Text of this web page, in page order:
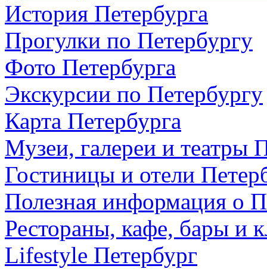
История Петербурга
Прогулки по Петербургу
Фото Петербурга
Экскурсии по Петербургу
Карта Петербурга
Музеи, галереи и театры
Гостиницы и отели
Полезная информация о
Рестораны, кафе, бары и
Lifestyle Петербург